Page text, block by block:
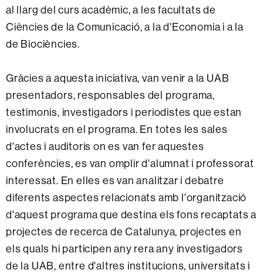
al llarg del curs acadèmic, a les facultats de
Ciències de la Comunicació, a la d'Economia i a la
de Biociències.
Gràcies a aquesta iniciativa, van venir a la UAB
presentadors, responsables del programa,
testimonis, investigadors i periodistes que estan
involucrats en el programa. En totes les sales
d'actes i auditoris on es van fer aquestes
conferències, es van omplir d'alumnat i professorat
interessat. En elles es van analitzar i debatre
diferents aspectes relacionats amb l'organització
d'aquest programa que destina els fons recaptats a
projectes de recerca de Catalunya, projectes en
els quals hi participen any rera any investigadors
de la UAB, entre d'altres institucions, universitats i